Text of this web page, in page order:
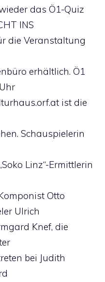
das Ö1-Quiz
INS
die Veranstaltung
erhältlich. Ö1
ist die
Schauspielerin
Linz“-Ermittlerin
Otto
Ulrich
Knef, die
bei Judith